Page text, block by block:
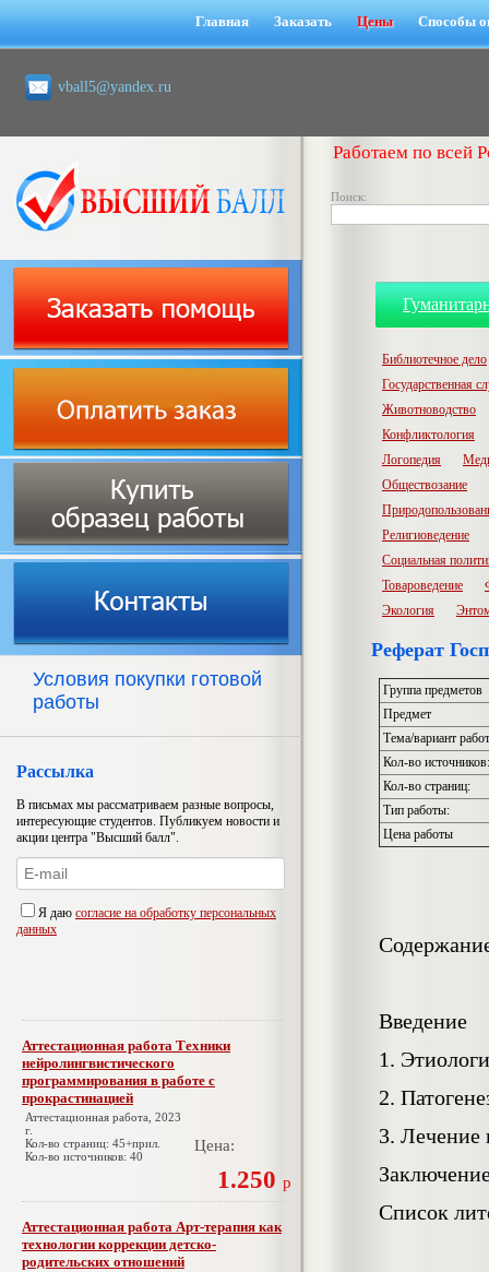
Главная Заказать Цены Способы
vball5@yandex.ru
Работаем по всей
Поиск:
Условия покупки готовой
работы
Рассылка
В письмах мы рассматриваем разные вопросы,
интересующие студентов. Публикуем новости и
акции центра "Высший балл".
Я даю согласие на обработку персональных
данных
Аттестационная работа Техники
нейролингвистического
программирования в работе с
прокрастинацией
Аттестационная работа, 2023
г.
Кол-во страниц: 45+прил.
Кол-во источников: 40
Цена:
1.250 р
Аттестационная работа Арт-терапия как
технологии коррекции детско-
родительских отношений
Библиотечное дело
Государственная
Животноводство
Конфликтология
Логопедия
Обществозание
Религиоведение
Социальная
Товароведение
Экология
Реферат
Группа предметов
Предмет
Тема/вариант
Кол-во источников:
Кол-во страниц:
Тип работы:
Цена работы
Введение
1.
2.
3. Лечение
Список